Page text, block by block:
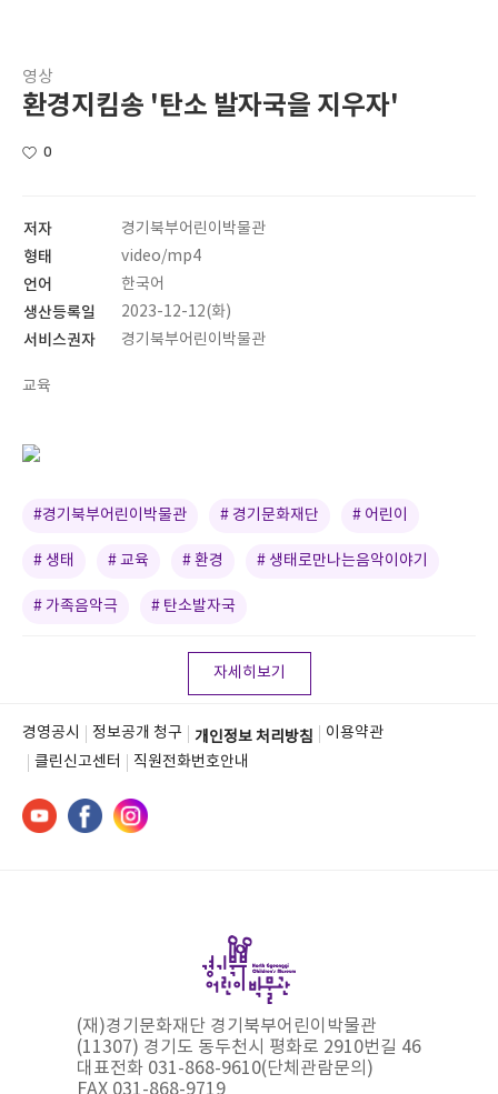
영상
환경지킴송 '탄소 발자국을 지우자'
0
저자 경기북부어린이박물관
형태 video/mp4
언어 한국어
생산등록일 2023-12-12(화)
서비스권자 경기북부어린이박물관
교육
#경기북부어린이박물관 # 경기문화재단 # 어린이
# 생태 # 교육 # 환경 # 생태로만나는음악이야기
# 가족음악극 # 탄소발자국
자세히보기
경영공시 정보공개 청구 개인정보 처리방침
이용약관
클린신고센터
직원전화번호안내
(재)경기문화재단 경기북부어린이박물관
(11307) 경기도 동두천시 평화로 2910번길 46
대표전화 031-868-9610(단체관람문의)
FAX 031-868-9719